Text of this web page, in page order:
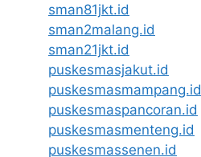
sman81jkt.id
sman2malang.id
sman21jkt.id
puskesmasjakut.id
puskesmasmampang.id
puskesmaspancoran.id
puskesmasmenteng.id
puskesmassenen.id